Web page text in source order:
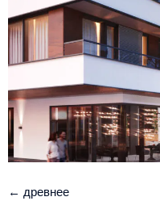
← древнее